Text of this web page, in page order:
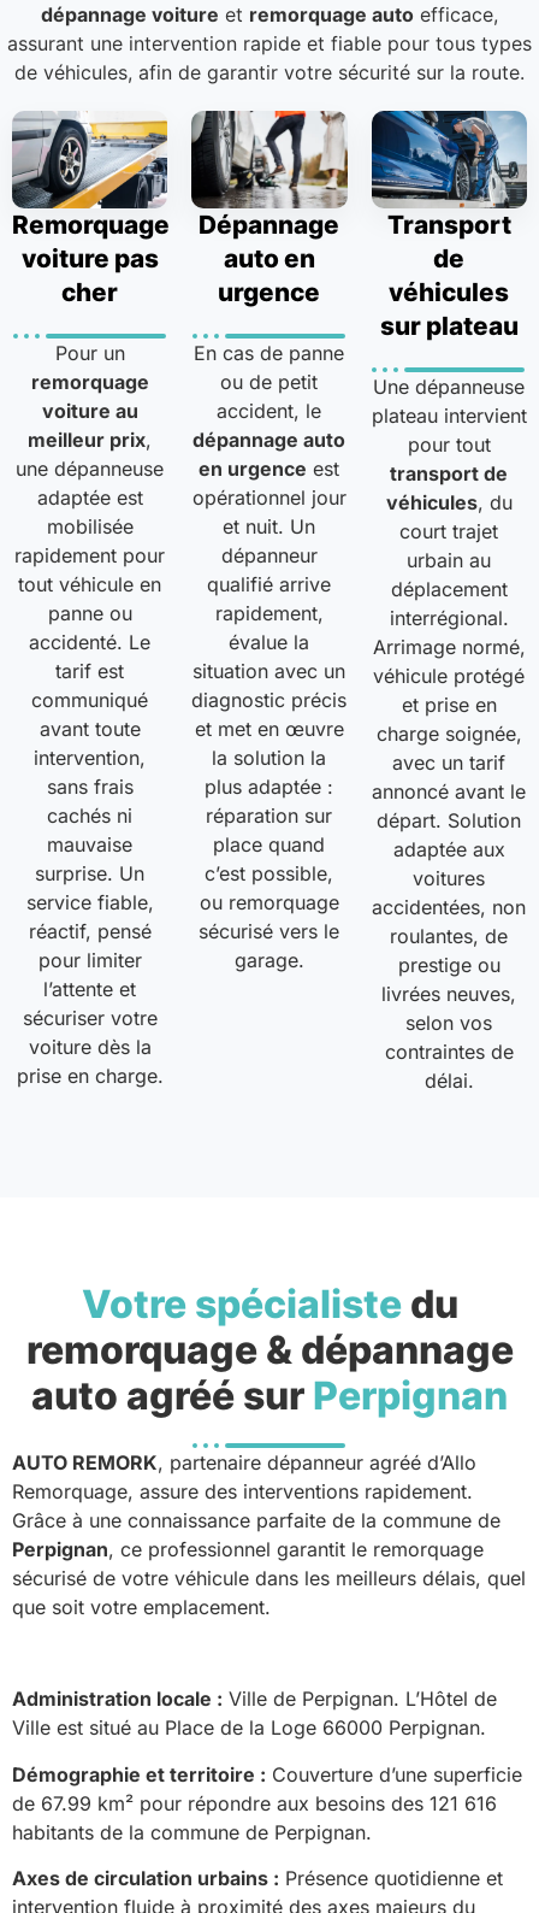
dépannage voiture et remorquage auto efficace,
assurant une intervention rapide et fiable pour tous types
de véhicules, afin de garantir votre sécurité sur la route.
Remorquage
voiture pas
cher
Pour un
remorquage
voiture au
meilleur prix,
une dépanneuse
adaptée est
mobilisée
rapidement pour
tout véhicule en
panne ou
accidenté. Le
tarif est
communiqué
avant toute
intervention,
sans frais
cachés ni
mauvaise
surprise. Un
service fiable,
réactif, pensé
pour limiter
l’attente et
sécuriser votre
voiture dès la
prise en charge.
Dépannage
auto en
urgence
En cas de panne
ou de petit
accident, le
dépannage auto
en urgence est
opérationnel jour
et nuit. Un
dépanneur
qualifié arrive
rapidement,
évalue la
situation avec un
diagnostic précis
et met en œuvre
la solution la
plus adaptée :
réparation sur
place quand
c’est possible,
ou remorquage
sécurisé vers le
garage.
Transport
de
véhicules
sur plateau
Une dépanneuse
plateau intervient
pour tout
transport de
véhicules, du
court trajet
urbain au
déplacement
interrégional.
Arrimage normé,
véhicule protégé
et prise en
charge soignée,
avec un tarif
annoncé avant le
départ. Solution
adaptée aux
voitures
accidentées, non
roulantes, de
prestige ou
livrées neuves,
selon vos
contraintes de
délai.
Votre spécialistedu
remorquage & dépannage
auto agréé sur Perpignan
AUTO REMORK, partenaire dépanneur agréé d’Allo
Remorquage, assure des interventions rapidement.
Grâce à une connaissance parfaite de la commune de
Perpignan, ce professionnel garantit le remorquage
sécurisé de votre véhicule dans les meilleurs délais, quel
que soit votre emplacement.
Administration locale : Ville de Perpignan. L’Hôtel de
Ville est situé au Place de la Loge 66000 Perpignan.
Démographie et territoire : Couverture d’une superficie
de 67.99 km² pour répondre aux besoins des 121 616
habitants de la commune de Perpignan.
Axes de circulation urbains : Présence quotidienne et
intervention fluide à proximité des axes majeurs du